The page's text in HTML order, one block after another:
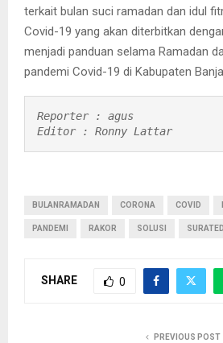
terkait bulan suci ramadan dan idul
Covid-19 yang akan diterbitkan
menjadi panduan selama Ramadan
pandemi Covid-19 di Kabupaten
Reporter : agus
Editor : Ronny Lattar
BULANRAMADAN CORONA COVID
PANDEMI RAKOR SOLUSI
SHARE 0
PREVIOUS POST